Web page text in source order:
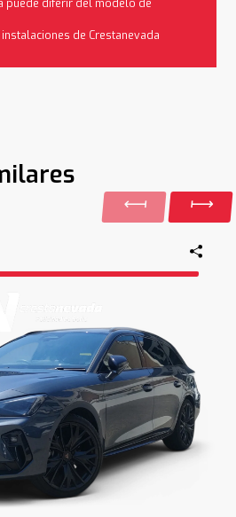
puede diferir del modelo de
de Crestanevada